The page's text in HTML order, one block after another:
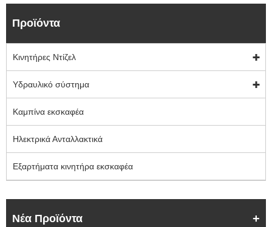
Προϊόντα
Κινητήρες Ντίζελ
Υδραυλικό σύστημα
Καμπίνα εκσκαφέα
Ηλεκτρικά Ανταλλακτικά
Εξαρτήματα κινητήρα εκσκαφέα
Νέα Προϊόντα